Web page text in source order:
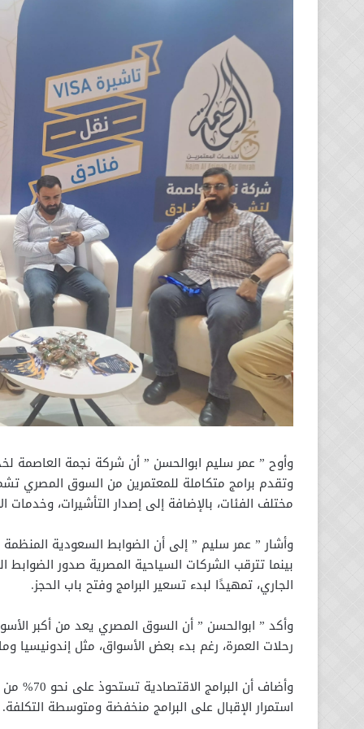
وأوح ” عمر سليم ابوالحسن ” أن شركة نجمة العاصمة
وتقدم برامج متكاملة للمعتمرين من السوق المصري
مختلف الفئات، بالإضافة إلى إصدار التأشيرات، وخدمات
وأشار ” عمر سليم ” إلى أن الضوابط السعودية
بينما تترقب الشركات السياحية المصرية صدور الضوابط
الجاري، تمهيدًا لبدء تسعير البرامج وفتح باب الحجز.
وأكد ” ابوالحسن ” أن السوق المصري يعد من أكبر
رحلات العمرة، رغم بدء بعض الأسواق، مثل إندونيسيا
استمرار الإقبال على البرامج منخفضة ومتوسطة التكلفة.